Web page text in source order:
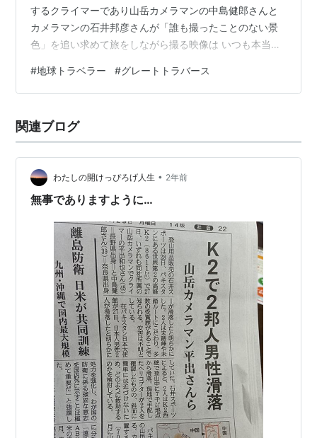
するクライマーであり山岳カメラマンの中島健郎さんと
カメラマンの石井邦彦さんが「誰も撮ったことのない景
色」を追い求めて旅をしながら撮る映像は いつも本当に
０２４年７月 Ｋ2で中島健郎さんが遭難し・・・・・ 番
組はもう終わってしまったのだと思っていました。
ラベラー」が予約録画されていることに気づき 驚きまし
た。 www.web.nhk 心震えました。 クニさん（石井邦…
#地球トラベラー #グレートトラバース
関連ブログ
わたしの開けっぴろげ人生 • 2年前
無事でありますように…